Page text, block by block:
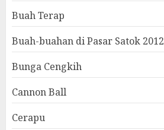
Buah Terap
Buah-buahan di Pasar Satok 2012
Bunga Cengkih
Cannon Ball
Cerapu